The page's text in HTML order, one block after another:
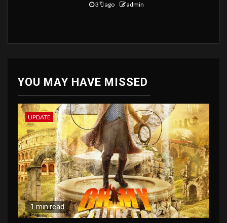
3 ปี ago admin
YOU MAY HAVE MISSED
UPDATE
1 min read